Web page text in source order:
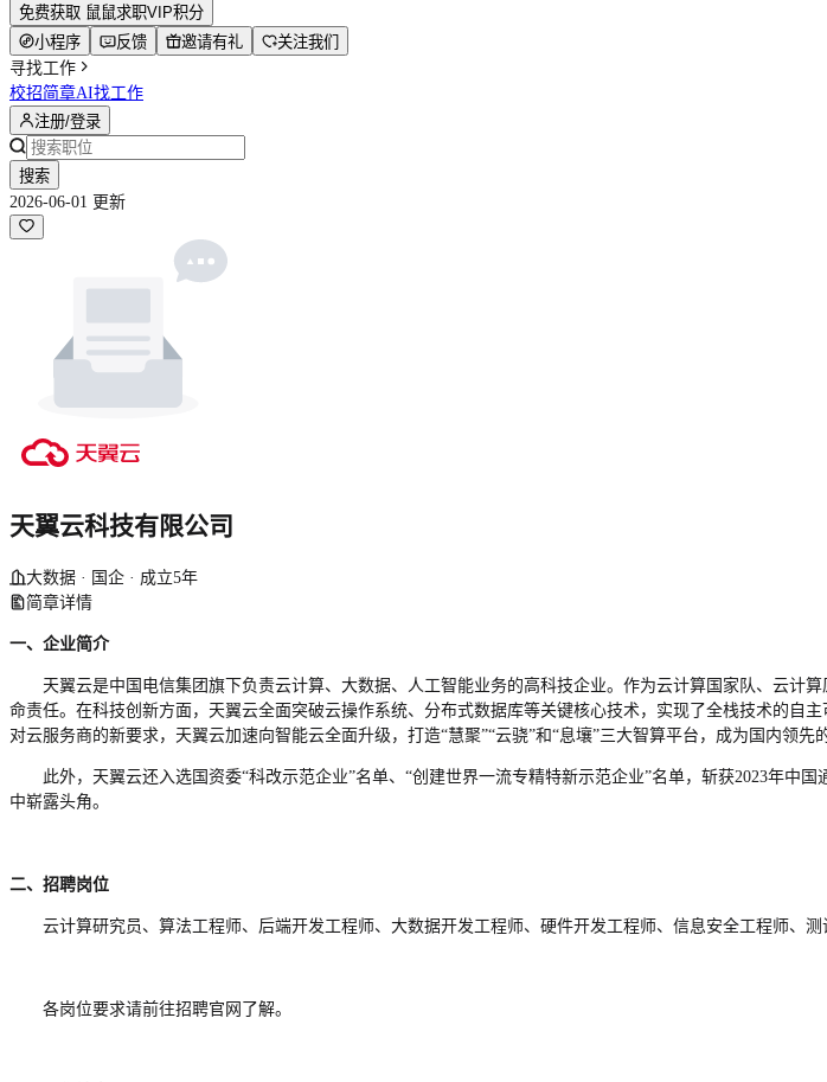
免费获取 鼠鼠求职VIP积分
小程序 反馈 邀请有礼
关注我们
寻找工作
校招简章AI找工作
注册/登录
搜索
2026-06-01 更新
天翼云科技有限公司
大数据 · 国企 · 成立5年
简章详情
一、 企业简介
天翼云是中国电信集团旗下负责云计算、大数据、人工智能业务的高科技企业。作为云计算国家队、云计
命责任。在科技创新方面，天翼云全面突破云操作系统、分布式数据库等关键核心技术，实现了全栈技术的自
对云服务商的新要求，天翼云加速向智能云全面升级，打造“慧聚”“云骁”和“息壤”三大智算平台，成为国内领先
此外，天翼云还入选国资委“科改示范企业”名单、“创建世界一流专精特新示范企业”名单，斩获2023年中
中崭露头角。
二、招聘岗位
云计算研究员 、 算法工程师、 后端开发工程师、 大数据开发工程师、 硬件开发工程师、 信息安全工程师、 测
各岗位要求请前往招聘官网了解。